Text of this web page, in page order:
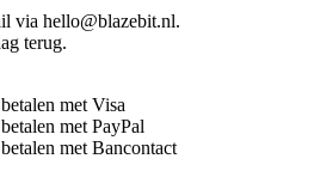
via hello@blazebit.nl.
terug.